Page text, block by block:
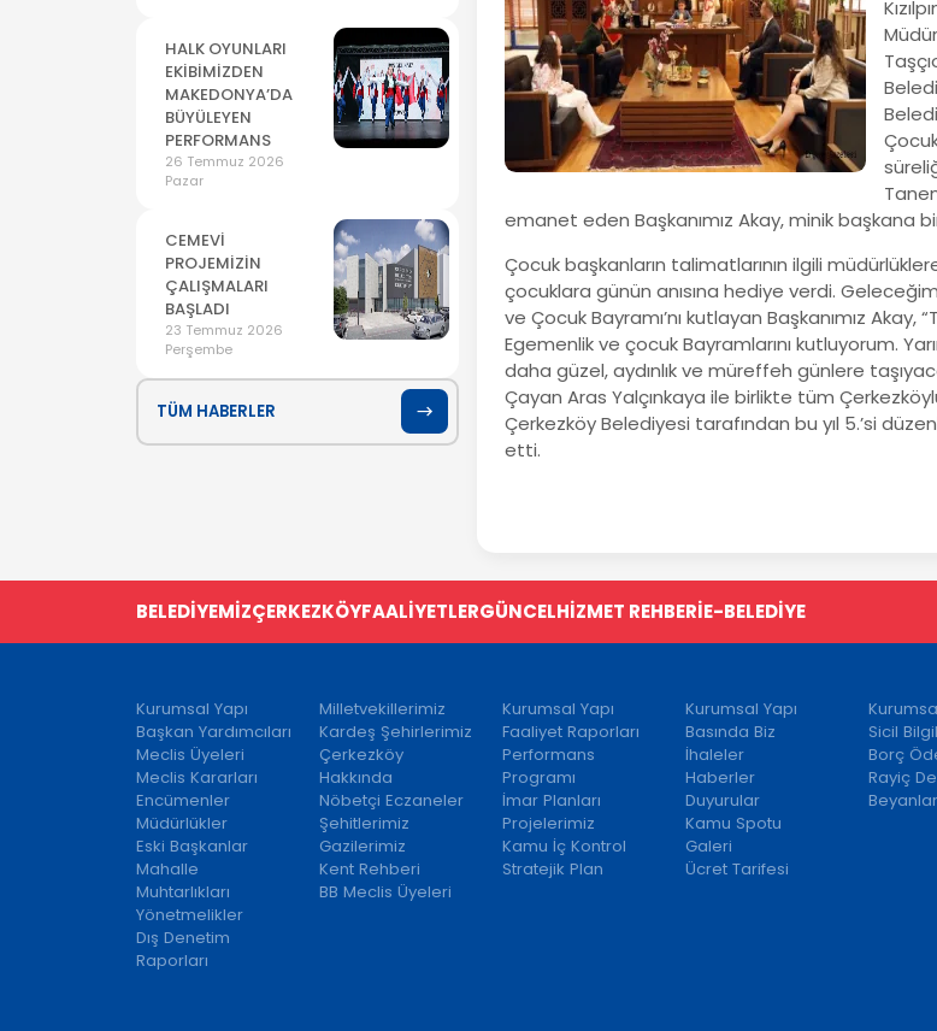
HALK OYUNLARI
EKİBİMİZDEN
MAKEDONYA’DA
BÜYÜLEYEN
PERFORMANS
26 Temmuz 2026
Pazar
CEMEVİ
PROJEMİZİN
ÇALIŞMALARI
BAŞLADI
23 Temmuz 2026
Perşembe
TÜM HABERLER
emanet eden Başkanımız Akay, minik başkana
Çocuk başkanların talimatlarının ilgili
çocuklara günün anısına hediye verdi.
ve Çocuk Bayramı’nı kutlayan Başkanımız Akay,
Egemenlik ve çocuk Bayramlarını kutluyorum.
daha güzel, aydınlık ve müreffeh günlere
Çayan Aras Yalçınkaya ile birlikte tüm
Çerkezköy Belediyesi tarafından bu yıl 5.’si
etti.
BELEDİYEMİZÇERKEZKÖYFAALİYETLERGÜNCELHİZMET REHBERİE-BELEDİYE
Kurumsal Yapı
Başkan Yardımcıları
Meclis Üyeleri
Meclis Kararları
Encümenler
Müdürlükler
Eski Başkanlar
Mahalle
Muhtarlıkları
Yönetmelikler
Dış Denetim
Raporları
Milletvekillerimiz
Kardeş Şehirlerimiz
Çerkezköy
Hakkında
Nöbetçi Eczaneler
Şehitlerimiz
Gazilerimiz
Kent Rehberi
BB Meclis Üyeleri
Kurumsal Yapı
Faaliyet Raporları
Performans
Programı
İmar Planları
Projelerimiz
Kamu İç Kontrol
Stratejik Plan
Kurumsal Yapı
Basında Biz
İhaleler
Haberler
Duyurular
Kamu Spotu
Galeri
Ücret Tarifesi
Sicil
Borç
Rayiç
Beyanlar